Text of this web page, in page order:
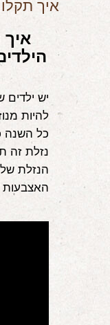
איך
יש ילדים
להיות
כל השנה
נזלת זה
הנזלת